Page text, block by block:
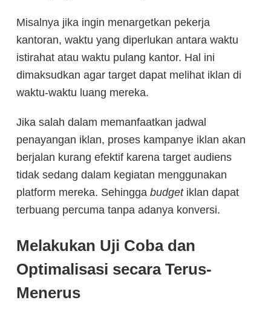
Misalnya jika ingin menargetkan pekerja
kantoran, waktu yang diperlukan antara waktu
istirahat atau waktu pulang kantor. Hal ini
dimaksudkan agar target dapat melihat iklan di
waktu-waktu luang mereka.
Jika salah dalam memanfaatkan jadwal
penayangan iklan, proses kampanye iklan akan
berjalan kurang efektif karena target audiens
tidak sedang dalam kegiatan menggunakan
platform mereka. Sehingga budgetiklan dapat
terbuang percuma tanpa adanya konversi.
Melakukan Uji Coba dan
Optimalisasi secara Terus-
Menerus